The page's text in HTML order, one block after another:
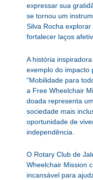
expressar sua
se tornou um
Silva Rocha
fortalecer laços
A história
exemplo do impacto
“Mobilidade para
a Free Wheelchair
doada representa
sociedade mais
oportunidade de
independência.
O Rotary Club de
Wheelchair Mission
incansável para